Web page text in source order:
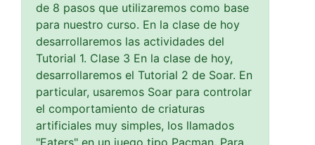
de 8 pasos que utilizaremos como base
para nuestro curso. En la clase de hoy
desarrollaremos las actividades del
Tutorial 1. Clase 3 En la clase de hoy,
desarrollaremos el Tutorial 2 de Soar. En
particular, usaremos Soar para controlar
el comportamiento de criaturas
artificiales muy simples, los llamados
"Eaters" en un juego tipo Pacman. Para